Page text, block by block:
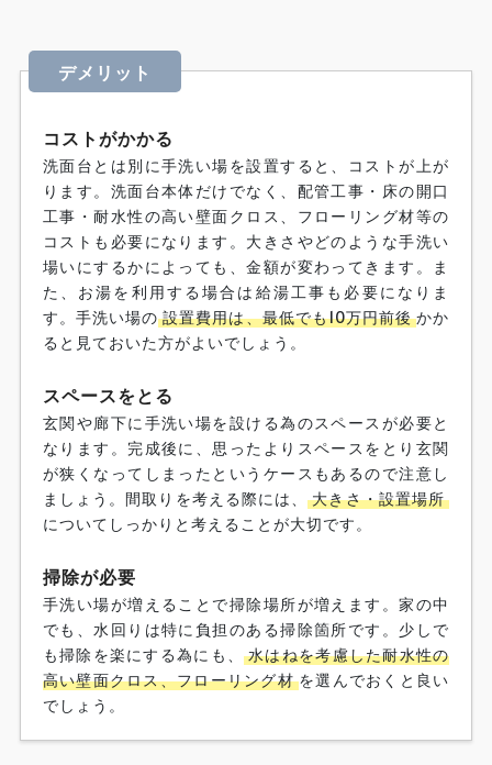
デメリット
コストがかかる
洗面台とは別に手洗い場を設置すると、コストが上が
ります。洗面台本体だけでなく、配管工事・床の開口
工事・耐水性の高い壁面クロス、フローリング材等の
コストも必要になります。大きさやどのような手洗い
場いにするかによっても、金額が変わってきます。ま
た、お湯を利用する場合は給湯工事も必要になりま
す。手洗い場の 設置費用は、最低でも10万円前後 かか
ると見ておいた方がよいでしょう。
スペースをとる
玄関や廊下に手洗い場を設ける為のスペースが必要と
なります。完成後に、思ったよりスペースをとり玄関
が狭くなってしまったというケースもあるので注意し
ましょう。間取りを考える際には、 大きさ・設置場所
についてしっかりと考えることが大切です。
掃除が必要
手洗い場が増えることで掃除場所が増えます。家の中
でも、水回りは特に負担のある掃除箇所です。少しで
も掃除を楽にする為にも、 水はねを考慮した耐水性の
高い壁面クロス、フローリング材 を選んでおくと良い
でしょう。